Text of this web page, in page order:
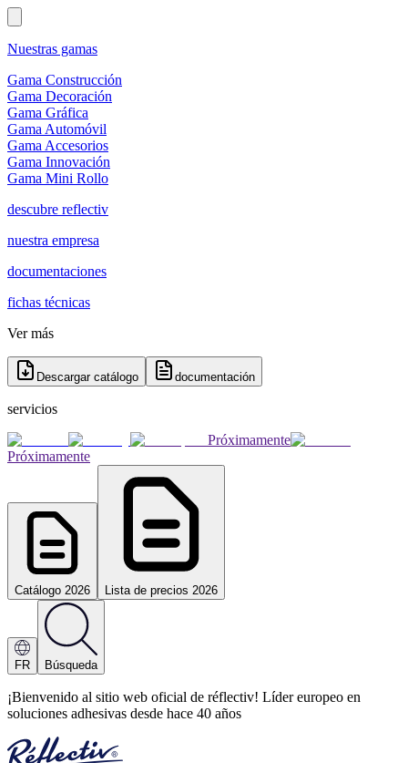
Nuestras gamas
Gama Construcción
Gama Decoración
Gama Gráfica
Gama Automóvil
Gama Accesorios
Gama Innovación
Gama Mini Rollo
descubre reflectiv
nuestra empresa
documentaciones
fichas técnicas
Ver más
Descargar catálogo documentación
servicios
Próximamente
Próximamente
Catálogo 2026 Lista de precios 2026
FR Búsqueda
¡Bienvenido al sitio web oficial de réflectiv! Líder europeo en
soluciones adhesivas desde hace 40 años